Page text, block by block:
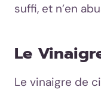
suffi, et n’en
Le
Le vinaigre de